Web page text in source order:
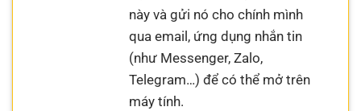
này và gửi nó cho chính mình
qua email, ứng dụng nhắn tin
(như Messenger, Zalo,
Telegram…) để có thể mở trên
máy tính.